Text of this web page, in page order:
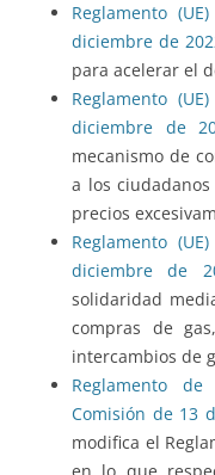
Reglamento
diciembre de
para acelerar el
Reglamento
diciembre de
mecanismo de
a los
precios
Reglamento
diciembre de
solidaridad
compras de
intercambios de
Reglamento
Comisión de 13
modifica el